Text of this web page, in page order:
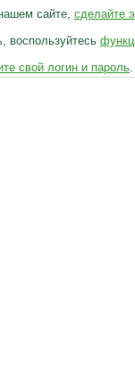
сайте, сделайте
воспользуйтесь
свой логин и пароль.